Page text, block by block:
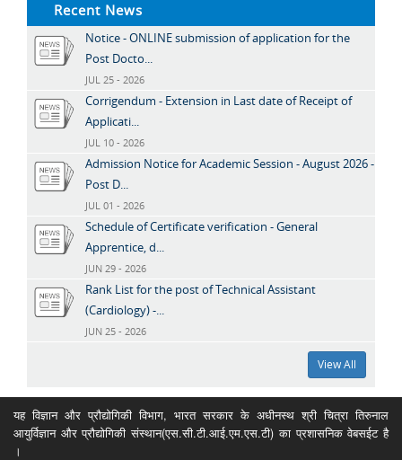
Recent News
Notice - ONLINE submission of application for the
Post Docto...
JUL 25 - 2026
Corrigendum - Extension in Last date of Receipt of
Applicati...
JUL 10 - 2026
Admission Notice for Academic Session - August 2026 -
Post D...
JUL 01 - 2026
Schedule of Certificate verification - General
Apprentice, d...
JUN 29 - 2026
Rank List for the post of Technical Assistant
(Cardiology) -...
JUN 25 - 2026
View All
यह विज्ञान और प्रौद्योगिकी विभाग, भारत सरकार के अधीनस्थ श्री चित्रा तिरुनाल
आयुर्विज्ञान और प्रौद्योगिकी संस्थान(एस.सी.टी.आई.एम.एस.टी) का प्रशासनिक वेबसईट है
।